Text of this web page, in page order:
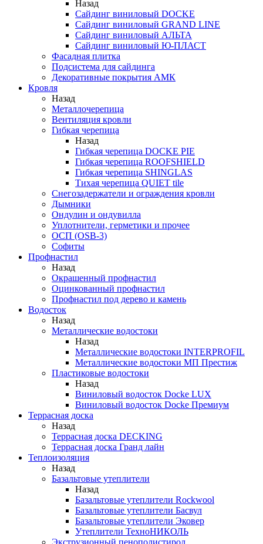
Назад
Сайдинг виниловый DOCKE
Сайдинг виниловый GRAND LINE
Сайдинг виниловый АЛЬТА
Сайдинг виниловый Ю-ПЛАСТ
Фасадная плитка
Подсистема для сайдинга
Декоративные покрытия АМК
Кровля
Назад
Металлочерепица
Вентиляция кровли
Гибкая черепица
Назад
Гибкая черепица DOCKE PIE
Гибкая черепица ROOFSHIELD
Гибкая черепица SHINGLAS
Тихая черепица QUIET tile
Снегозадержатели и ограждения кровли
Дымники
Ондулин и ондувилла
Уплотнители, герметики и прочее
ОСП (OSB-3)
Софиты
Профнастил
Назад
Окрашенный профнастил
Оцинкованный профнастил
Профнастил под дерево и камень
Водосток
Назад
Металлические водостоки
Назад
Металлические водостоки INTERPROFIL
Металлические водостоки МП Престиж
Пластиковые водостоки
Назад
Виниловый водосток Docke LUX
Виниловый водосток Docke Премиум
Террасная доска
Назад
Террасная доска DECKING
Террасная доска Гранд лайн
Теплоизоляция
Назад
Базальтовые утеплители
Назад
Базальтовые утеплители Rockwool
Базальтовые утеплители Басвул
Базальтовые утеплители Эковер
Утеплители ТехноНИКОЛЬ
Экструзионный пенополистирол